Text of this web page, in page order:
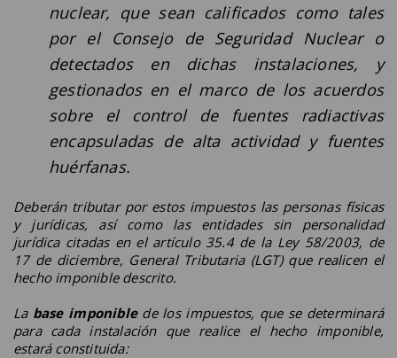
nuclear, que sean calificados como tales
por el Consejo de Seguridad Nuclear o
detectados en dichas instalaciones, y
gestionados en el marco de los acuerdos
sobre el control de fuentes radiactivas
encapsuladas de alta actividad y fuentes
huérfanas.
Deberán tributar por estos impuestos las personas físicas
y jurídicas, así como las entidades sin personalidad
jurídica citadas en el artículo 35.4 de la Ley 58/2003, de
17 de diciembre, General Tributaria (LGT) que realicen el
hecho imponible descrito.
La base imponiblede los impuestos, que se determinará
para cada instalación que realice el hecho imponible,
estará constituida: